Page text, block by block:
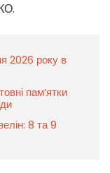
2026 року в
пам’ятки
8 та 9